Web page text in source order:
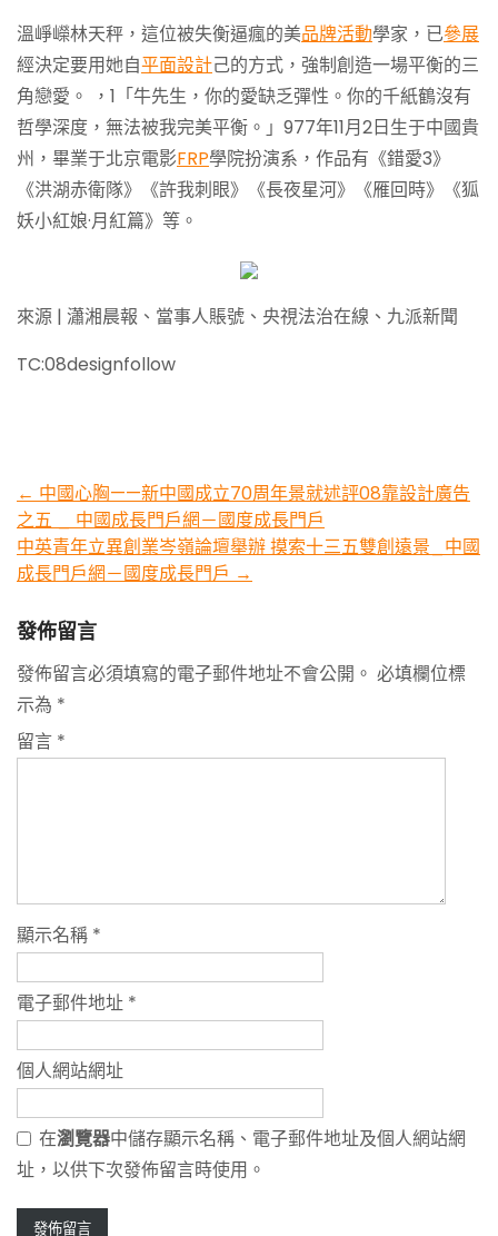
溫崢嶸林天秤，這位被失衡逼瘋的美品牌活動學家，已參展
經決定要用她自平面設計己的方式，強制創造一場平衡的三
角戀愛。 ，1「牛先生，你的愛缺乏彈性。你的千紙鶴沒有
哲學深度，無法被我完美平衡。」977年11月2日生于中國貴
州，畢業于北京電影FRP學院扮演系，作品有《錯愛3》
《洪湖赤衛隊》《許我刺眼》《長夜星河》《雁回時》《狐
妖小紅娘·月紅篇》等。
來源 | 瀟湘晨報、當事人賬號、央視法治在線、九派新聞
TC:08designfollow
Post
navigation
← 中國心胸——新中國成立70周年景就述評08靠設計廣告
之五 _ 中國成長門戶網－國度成長門戶
中英青年立異創業岑嶺論壇舉辦 摸索十三五雙創遠景_中國
成長門戶網－國度成長門戶 →
發佈留言
發佈留言必須填寫的電子郵件地址不會公開。 必填欄位標
示為 *
留言 *
顯示名稱 *
電子郵件地址 *
個人網站網址
在瀏覽器中儲存顯示名稱、電子郵件地址及個人網站網
址，以供下次發佈留言時使用。